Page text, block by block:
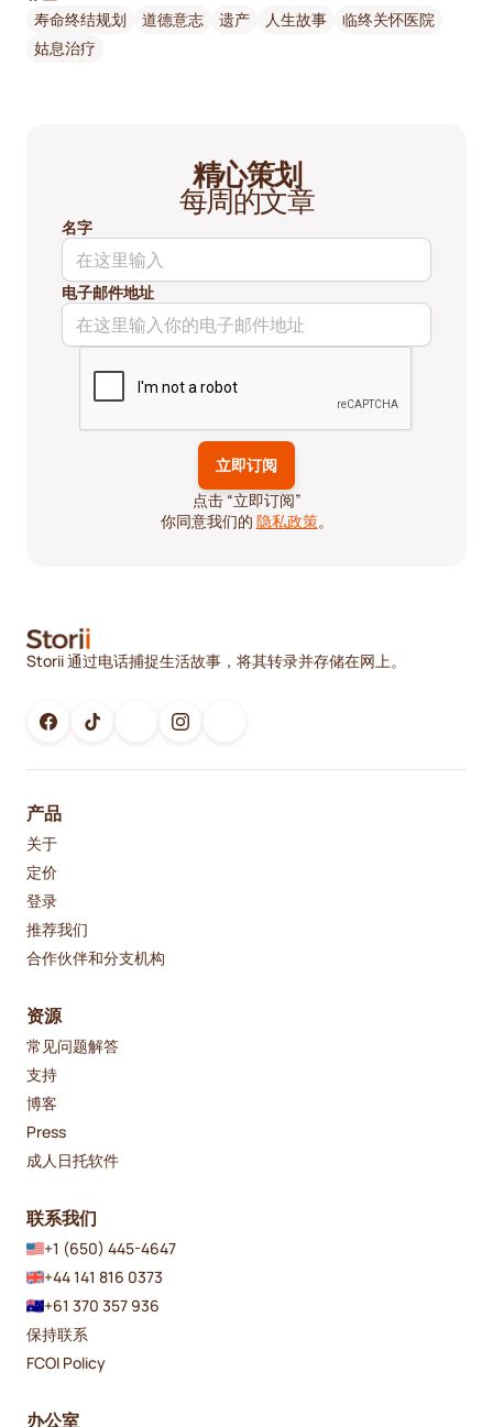
寿命终结规划
道德意志 遗产 人生故事
临终关怀医院
姑息治疗
精心策划
每周的文章
名字
电子邮件地址
点击 “立即订阅”
你同意我们的 隐私政策。
Storii 通过电话捕捉生活故事，将其转录并存储在网上。
产品
关于
定价
登录
推荐我们
合作伙伴和分支机构
资源
常见问题解答
支持
博客
Press
成人日托软件
联系我们
+1 (650) 445-4647
+44 141 816 0373
+61 370 357 936
保持联系
FCOI Policy
办公室